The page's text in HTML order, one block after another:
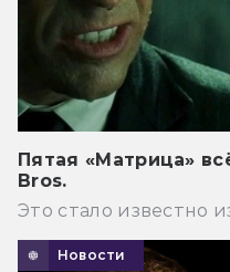
Пятая «Матрица»
Bros.
Это стало известно
Новости